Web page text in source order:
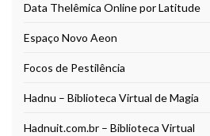
Data Thelêmica Online por Latitude
Espaço Novo Aeon
Focos de Pestilência
Hadnu – Biblioteca Virtual de Magia
Hadnuit.com.br – Biblioteca Virtual